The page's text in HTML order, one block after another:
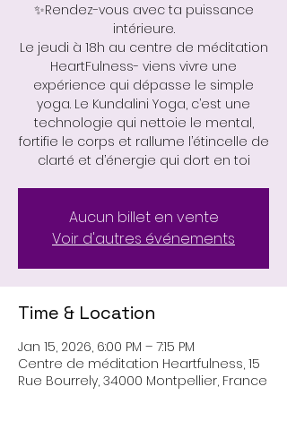
✨Rendez-vous avec ta puissance
intérieure.
Le jeudi à 18h au centre de méditation
HeartFulness- viens vivre une
expérience qui dépasse le simple
yoga. Le Kundalini Yoga, c’est une
technologie qui nettoie le mental,
fortifie le corps et rallume l’étincelle de
Aucun billet en vente
Voir d'autres événements
Time & Location
Jan 15, 2026, 6:00 PM – 7:15 PM
Centre de méditation Heartfulness, 15
Rue Bourrely, 34000 Montpellier, France